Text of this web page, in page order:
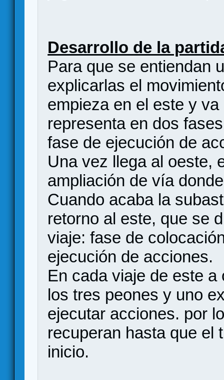
Desarrollo de la
Para que se entiendan
explicarlas el
empieza en el este y
representa en dos
fase de ejecución de
Una vez llega al oeste,
ampliación de vía
Cuando acaba la
retorno al este, que se
viaje: fase de
ejecución de acciones.
En cada viaje de este
los tres peones y uno
ejecutar acciones. por
recuperan hasta que el
inicio.